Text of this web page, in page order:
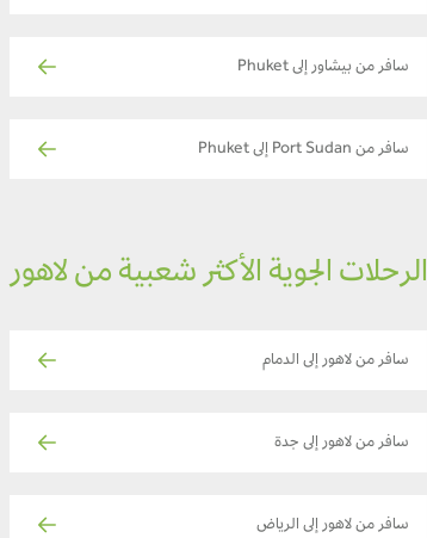
سافر من بيشاور إلى Phuket
سافر من Port Sudan إلى Phuket
الرحلات الجوية الأكثر شعبية من لاهور
سافر من لاهور إلى الدمام
سافر من لاهور إلى جدة
سافر من لاهور إلى الرياض